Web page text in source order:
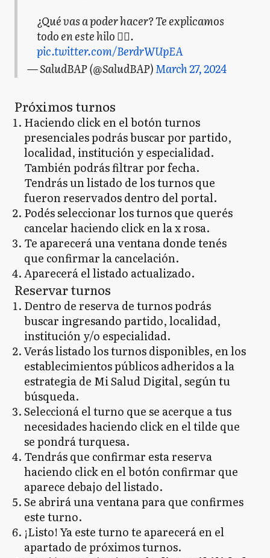
¿Qué vas a poder hacer? Te explicamos
todo en este hilo 👇🏻.
pic.twitter.com/BerdrWUpEA
— SaludBAP (@SaludBAP)March 27, 2024
Próximos turnos
Haciendo click en el botón turnos
presenciales podrás buscar por partido,
localidad, institución y especialidad.
También podrás filtrar por fecha.
Tendrás un listado de los turnos que
fueron reservados dentro del portal.
Podés seleccionar los turnos que querés
cancelar haciendo click en la x rosa.
Te aparecerá una ventana donde tenés
que confirmar la cancelación.
Aparecerá el listado actualizado.
Reservar turnos
Dentro de reserva de turnos podrás
buscar ingresando partido, localidad,
institución y/o especialidad.
Verás listado los turnos disponibles, en los
establecimientos públicos adheridos a la
estrategia de Mi Salud Digital, según tu
búsqueda.
Seleccioná el turno que se acerque a tus
necesidades haciendo click en el tilde que
se pondrá turquesa.
Tendrás que confirmar esta reserva
haciendo click en el botón confirmar que
aparece debajo del listado.
Se abrirá una ventana para que confirmes
este turno.
¡Listo! Ya este turno te aparecerá en el
apartado de próximos turnos.